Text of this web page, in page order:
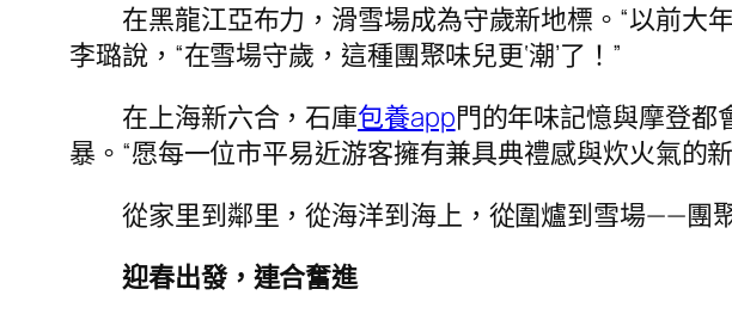
在黑龍江亞布力，滑雪場成為守歲新地標。“以前大
李璐說，“在雪場守歲，這種團聚味兒更‘潮’了！”
在上海新六合，石庫包養app門的年味記憶與摩登都
暴。“愿每一位市平易近游客擁有兼具典禮感與炊火氣的
從家里到鄰里，從海洋到海上，從圍爐到雪場——團
迎春出發，連合奮進